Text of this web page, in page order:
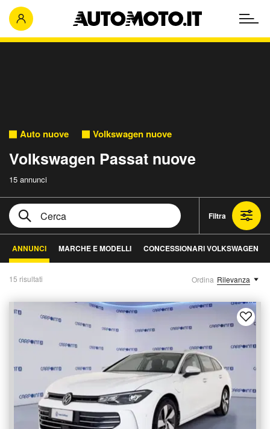
Auto nuove Volkswagen nuove
Volkswagen Passat nuove
15 annunci
Filtra
ANNUNCI MARCHE E MODELLI CONCESSIONARI VOLKSWAGEN
15 risultati Ordina Rilevanza